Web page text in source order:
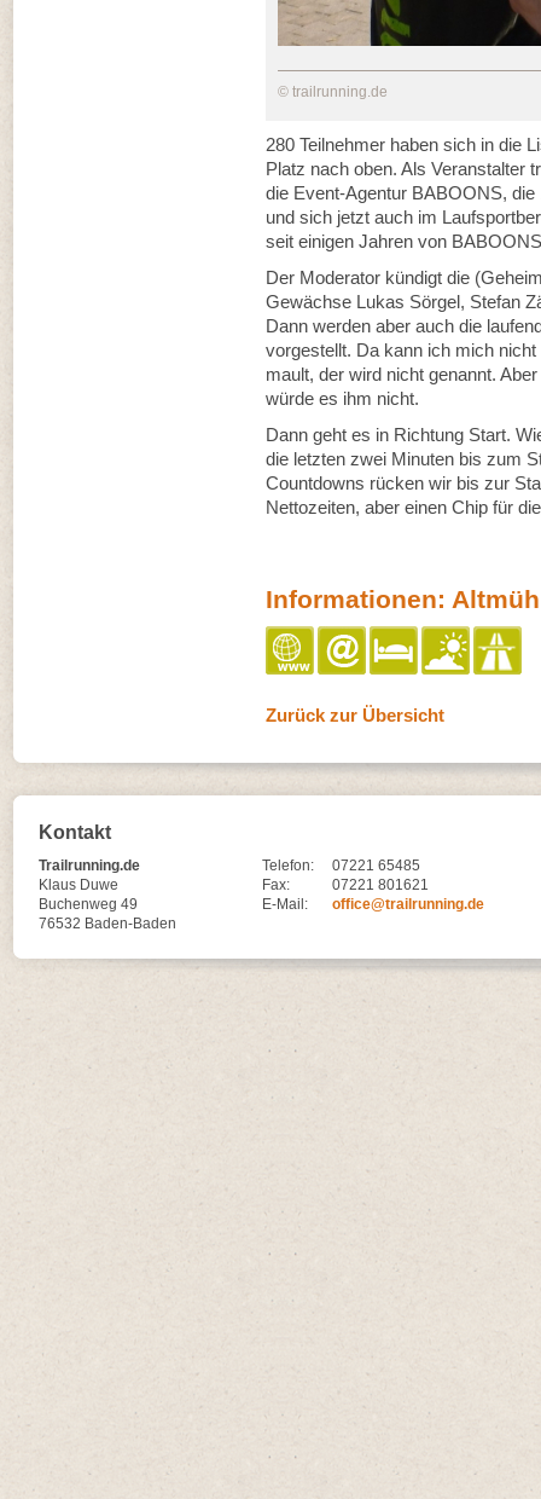
© trailrunning.de
280 Teilnehmer haben sich in die
Platz nach oben. Als Veranstalter
die Event-Agentur BABOONS,
und sich jetzt auch im
seit einigen Jahren von
Der Moderator kündigt die
Gewächse Lukas Sörgel, Stefan
Dann werden aber auch die
vorgestellt. Da kann ich mich
mault, der wird nicht genannt.
würde es ihm nicht.
Dann geht es in Richtung Start.
die letzten zwei Minuten bis zum
Countdowns rücken wir bis zur
Nettozeiten, aber einen Chip für
Informationen:
Zurück zur Übersicht
Kontakt
Trailrunning.de
Klaus Duwe
Buchenweg 49
76532 Baden-Baden
Telefon:
07221 65485
Fax:
07221 801621
E-Mail:
office@trailrunning.de